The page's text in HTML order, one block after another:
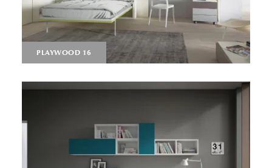
PLAYWOOD 16